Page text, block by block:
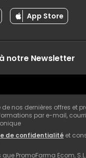
App Store
notre Newsletter
nos dernières offres et
par e-mail,
de confidentialité et
PromoFarma Ecom,